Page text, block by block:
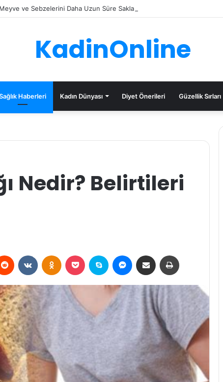
ve Sebzelerini Daha Uzun Süre Saklama İpuçları
KadinOnline
Haberleri Kadın Dünyası Diyet Önerileri Güzellik Sırları
Nedir? Belirtileri
Reddit VKontakteOdnoklassniki
Pocket Skype MessengerE-Posta ile paylaş